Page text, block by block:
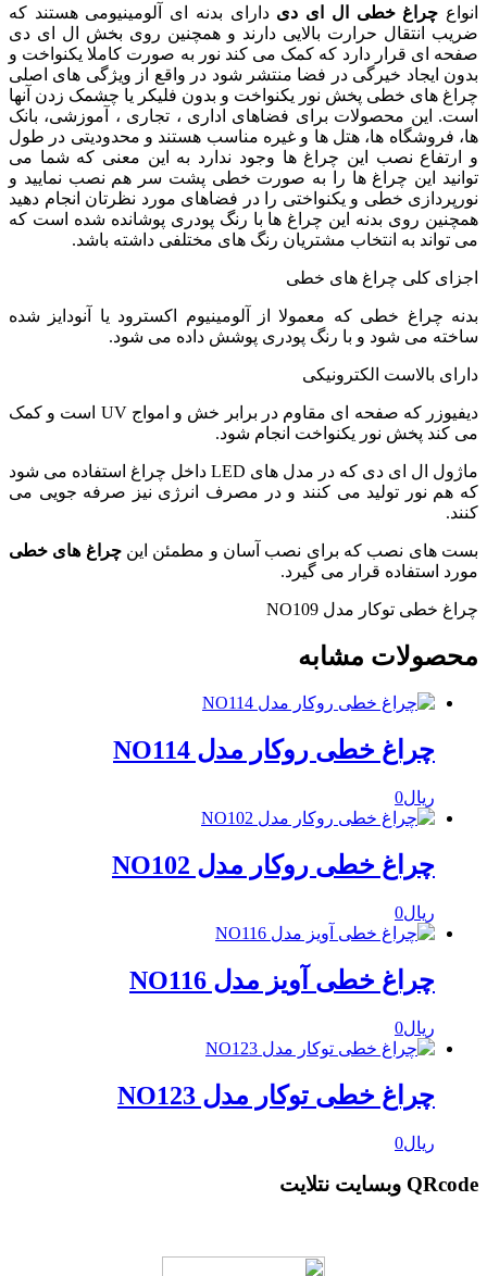
انواع چراغ خطی ال ای دی دارای بدنه ای آلومینیومی هستند که
ضریب انتقال حرارت بالایی دارند و همچنین روی بخش ال ای دی
صفحه ای قرار دارد که کمک می کند نور به صورت کاملا یکنواخت و
بدون ایجاد خیرگی در فضا منتشر شود در واقع از ویژگی های اصلی
چراغ های خطی پخش نور یکنواخت و بدون فلیکر یا چشمک زدن آنها
است. این محصولات برای فضاهای اداری ، تجاری ، آموزشی، بانک
ها، فروشگاه ها، هتل ها و غیره مناسب هستند و محدودیتی در طول
و ارتفاع نصب این چراغ ها وجود ندارد به این معنی که شما می
توانید این چراغ ها را به صورت خطی پشت سر هم نصب نمایید و
نورپردازی خطی و یکنواختی را در فضاهای مورد نظرتان انجام دهید
همچنین روی بدنه این چراغ ها با رنگ پودری پوشانده شده است که
می تواند به انتخاب مشتریان رنگ های مختلفی داشته باشد.
اجزای کلی چراغ های خطی
بدنه چراغ خطی که معمولا از آلومینیوم اکسترود یا آنودایز شده
ساخته می شود و با رنگ پودری پوشش داده می شود.
دارای بالاست الکترونیکی
دیفیوزر که صفحه ای مقاوم در برابر خش و امواج UV است و کمک
می کند پخش نور یکنواخت انجام شود.
ماژول ال ای دی که در مدل های LED داخل چراغ استفاده می شود
که هم نور تولید می کنند و در مصرف انرژی نیز صرفه جویی می
کنند.
بست های نصب که برای نصب آسان و مطمئن اینچراغ های خطی
مورد استفاده قرار می گیرد.
چراغ خطی توکار مدل NO109
محصولات مشابه
چراغ خطی روکار مدل NO114
ریال0
چراغ خطی روکار مدل NO102
ریال0
چراغ خطی آویز مدل NO116
ریال0
چراغ خطی توکار مدل NO123
ریال0
QRcode وبسایت نتلایت